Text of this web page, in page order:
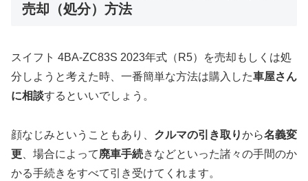
売却（処分）方法
スイフト 4BA-ZC83S 2023年式（R5）を売却もしくは処
分しようと考えた時、一番簡単な方法は購入した車屋さん
に相談するといいでしょう。
顔なじみということもあり、 クルマの引き取りから名義変
更 、場合によって廃車手続きなどといった諸々の手間のか
かる手続きをすべて引き受けてくれます。